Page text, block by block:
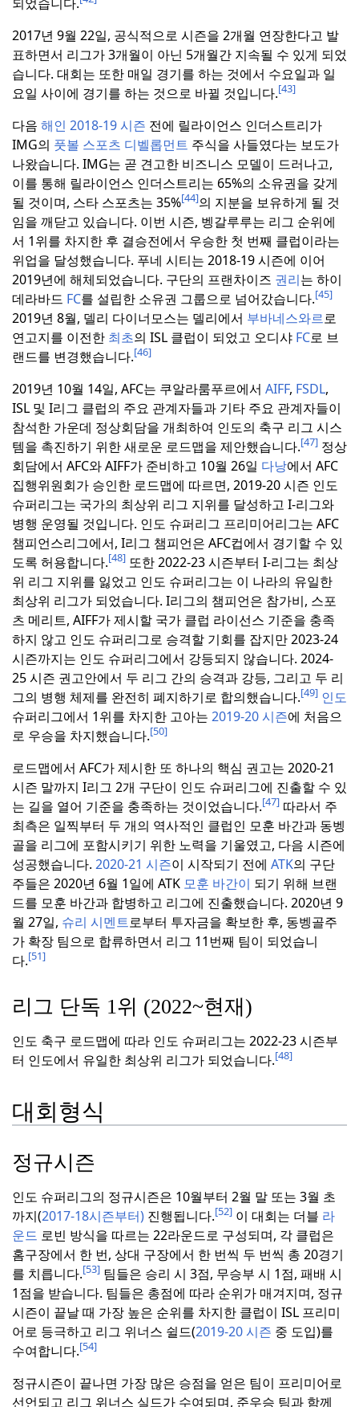
2017년 9월 22일, 공식적으로 시즌을 2개월 연장한다고 발
표하면서 리그가 3개월이 아닌 5개월간 지속될 수 있게 되었
습니다. 대회는 또한 매일 경기를 하는 것에서 수요일과 일
요일 사이에 경기를 하는 것으로 바뀔 것입니다.[43]
다음 해인 2018-19 시즌 전에 릴라이언스 인더스트리가
IMG의 풋볼 스포츠 디벨롭먼트 주식을 사들였다는 보도가
나왔습니다. IMG는 곧 견고한 비즈니스 모델이 드러나고,
이를 통해 릴라이언스 인더스트리는 65%의 소유권을 갖게
될 것이며, 스타 스포츠는 35%[44]의 지분을 보유하게 될 것
임을 깨닫고 있습니다. 이번 시즌, 벵갈루루는 리그 순위에
서 1위를 차지한 후 결승전에서 우승한 첫 번째 클럽이라는
위업을 달성했습니다. 푸네 시티는 2018-19 시즌에 이어
2019년에 해체되었습니다. 구단의 프랜차이즈 권리는 하이
데라바드 FC를 설립한 소유권 그룹으로 넘어갔습니다.[45]
2019년 8월, 델리 다이너모스는 델리에서 부바네스와르로
연고지를 이전한 최초의 ISL 클럽이 되었고 오디샤 FC로 브
랜드를 변경했습니다.[46]
2019년 10월 14일, AFC는 쿠알라룸푸르에서 AIFF, FSDL,
ISL 및 I리그 클럽의 주요 관계자들과 기타 주요 관계자들이
참석한 가운데 정상회담을 개최하여 인도의 축구 리그 시스
템을 촉진하기 위한 새로운 로드맵을 제안했습니다.[47] 정상
회담에서 AFC와 AIFF가 준비하고 10월 26일 다낭에서 AFC
집행위원회가 승인한 로드맵에 따르면, 2019-20 시즌 인도
슈퍼리그는 국가의 최상위 리그 지위를 달성하고 I-리그와
병행 운영될 것입니다. 인도 슈퍼리그 프리미어리그는 AFC
챔피언스리그에서, I리그 챔피언은 AFC컵에서 경기할 수 있
도록 허용합니다.[48] 또한 2022-23 시즌부터 I-리그는 최상
위 리그 지위를 잃었고 인도 슈퍼리그는 이 나라의 유일한
최상위 리그가 되었습니다. I리그의 챔피언은 참가비, 스포
츠 메리트, AIFF가 제시할 국가 클럽 라이선스 기준을 충족
하지 않고 인도 슈퍼리그로 승격할 기회를 잡지만 2023-24
시즌까지는 인도 슈퍼리그에서 강등되지 않습니다. 2024-
25 시즌 권고안에서 두 리그 간의 승격과 강등, 그리고 두 리
그의 병행 체제를 완전히 폐지하기로 합의했습니다.[49] 인도
슈퍼리그에서 1위를 차지한 고아는 2019-20 시즌에 처음으
로 우승을 차지했습니다.[50]
로드맵에서 AFC가 제시한 또 하나의 핵심 권고는 2020-21
시즌 말까지 I리그 2개 구단이 인도 슈퍼리그에 진출할 수 있
는 길을 열어 기준을 충족하는 것이었습니다.[47] 따라서 주
최측은 일찍부터 두 개의 역사적인 클럽인 모훈 바간과 동벵
골을 리그에 포함시키기 위한 노력을 기울였고, 다음 시즌에
성공했습니다. 2020-21 시즌이 시작되기 전에 ATK의 구단
주들은 2020년 6월 1일에 ATK 모훈 바간이 되기 위해 브랜
드를 모훈 바간과 합병하고 리그에 진출했습니다. 2020년 9
월 27일, 슈리 시멘트로부터 투자금을 확보한 후, 동벵골주
가 확장 팀으로 합류하면서 리그 11번째 팀이 되었습니
다.[51]
리그 단독 1위 (2022~현재)
인도 축구 로드맵에 따라 인도 슈퍼리그는 2022-23 시즌부
터 인도에서 유일한 최상위 리그가 되었습니다.[48]
대회형식
정규시즌
인도 슈퍼리그의 정규시즌은 10월부터 2월 말 또는 3월 초
까지(2017-18시즌부터) 진행됩니다.[52] 이 대회는 더블 라
운드 로빈 방식을 따르는 22라운드로 구성되며, 각 클럽은
홈구장에서 한 번, 상대 구장에서 한 번씩 두 번씩 총 20경기
를 치릅니다.[53] 팀들은 승리 시 3점, 무승부 시 1점, 패배 시
1점을 받습니다. 팀들은 총점에 따라 순위가 매겨지며, 정규
시즌이 끝날 때 가장 높은 순위를 차지한 클럽이 ISL 프리미
어로 등극하고 리그 위너스 쉴드(2019-20 시즌 중 도입)를
수여합니다.[54]
정규시즌이 끝나면 가장 많은 승점을 얻은 팀이 프리미어로
선언되고 리그 위너스 실드가 수여되며, 준우승 팀과 함께